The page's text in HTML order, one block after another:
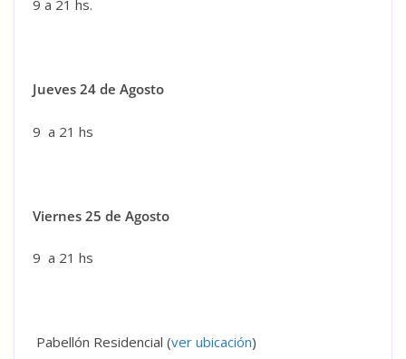
9 a 21 hs.
Jueves 24 de Agosto
9 a 21 hs
Viernes 25 de Agosto
9 a 21 hs
Pabellón Residencial (ver ubicación)